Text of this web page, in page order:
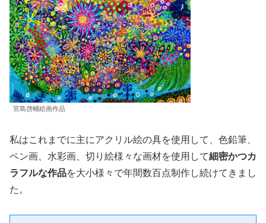
宮島啓輔絵画作品
私はこれまでに主にアクリル絵の具を使用して、色鉛筆、
ペン画、水彩画、切り絵様々な画材を使用して細密かつカ
ラフルな作品を大小様々で年間数百点制作し続けてきまし
た。